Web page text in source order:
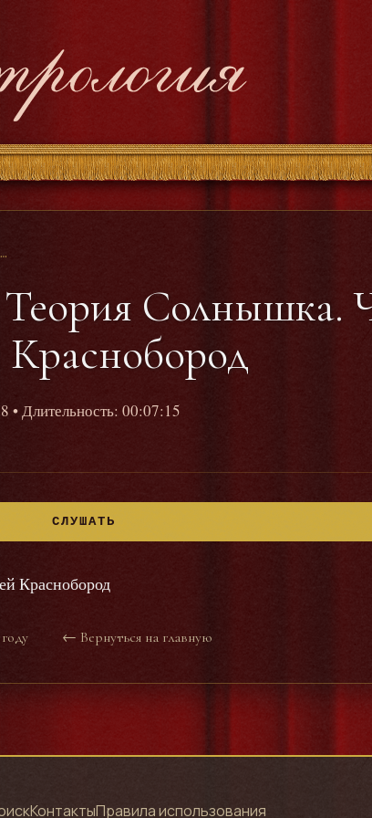
АЛЕКСАНДР АМУСИН. ТЕОРИЯ СОЛНЫШКА. ЧИТАЕТ СЕРГЕЙ КРАСНОБОРОД
Солнышка.
Краснобород
• Длительность: 00:07:15
СЛУШАТЬ
Краснобород
← Вернуться на главную
КонтактыПравила использования